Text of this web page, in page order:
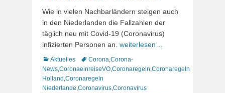
Wie in vielen Nachbarländern steigen auch
in den Niederlanden die Fallzahlen der
täglich neu mit Covid-19 (Coronavirus)
infizierten Personen an. weiterlesen…
Kategorien
Aktuelles Schlagworte
Corona Corona-
News CoronaeinreiseVO Coronaregeln Coronaregeln
Holland Coronaregeln
Niederlande Coronavirus Coronavirus